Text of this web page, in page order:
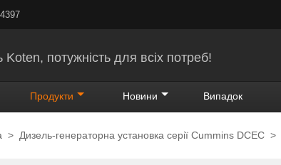
Koten, потужність для всіх потреб!
Продукти Новини Випадок
> Дизель-генераторна установка серії Cummins DCEC >